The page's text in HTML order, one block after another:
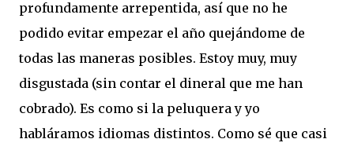
profundamente arrepentida, así que no he
podido evitar empezar el año quejándome de
todas las maneras posibles. Estoy muy, muy
disgustada (sin contar el dineral que me han
cobrado). Es como si la peluquera y yo
habláramos idiomas distintos. Como sé que casi